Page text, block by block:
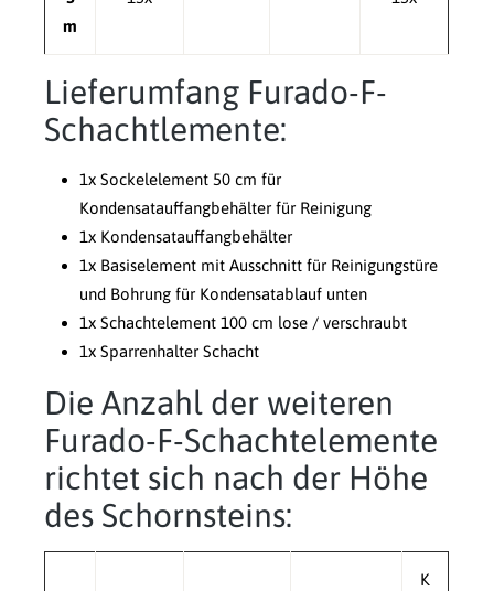
m
Lieferumfang Furado-F-
Schachtlemente:
1x Sockelelement 50 cm für
Kondensatauffangbehälter für Reinigung
1x Kondensatauffangbehälter
1x Basiselement mit Ausschnitt für Reinigungstüre
und Bohrung für Kondensatablauf unten
1x Schachtelement 100 cm lose / verschraubt
1x Sparrenhalter Schacht
Die Anzahl der weiteren
Furado-F-Schachtelemente
richtet sich nach der Höhe
des Schornsteins:
K